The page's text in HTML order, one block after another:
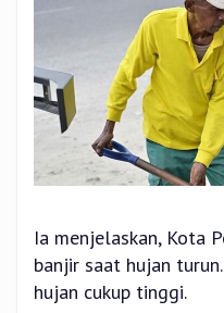
Ia menjelaskan, Kota
banjir saat hujan
hujan cukup tinggi.